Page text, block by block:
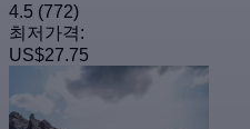
4.5 (772)
최저가격:
US$27.75